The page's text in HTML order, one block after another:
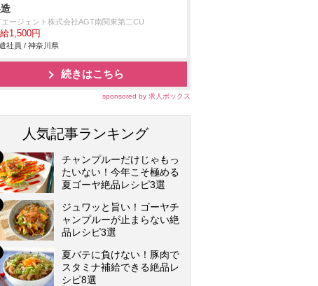
エージェント株式会社AGT南関東第二CU
1,500円
社員 / 神奈川県
続きはこちら
sponsored by 求人ボックス
人気記事ランキング
チャンプルーだけじゃもっ
たいない！今年こそ極める
夏ゴーヤ絶品レシピ3選
ジュワッと旨い！ゴーヤチ
ャンプルーが止まらない絶
品レシピ3選
夏バテに負けない！豚肉で
スタミナ補給できる絶品レ
シピ8選